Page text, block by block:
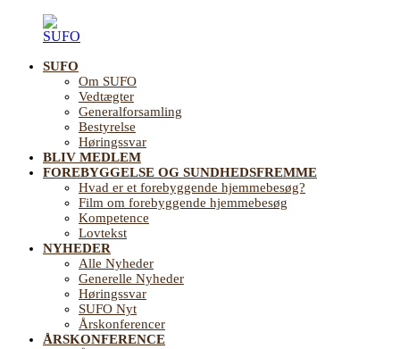
Landsforening
Sundhedsfremme
Forebyggelse
ældreområdet
SUFO
Om SUFO
Vedtægter
Generalforsamling
Bestyrelse
Høringssvar
BLIV MEDLEM
FOREBYGGELSE OG SUNDHEDSFREMME
Hvad er et forebyggende hjemmebesøg?
Film om forebyggende hjemmebesøg
Kompetence
Lovtekst
NYHEDER
Alle Nyheder
Generelle Nyheder
Høringssvar
SUFO Nyt
Årskonferencer
ÅRSKONFERENCE